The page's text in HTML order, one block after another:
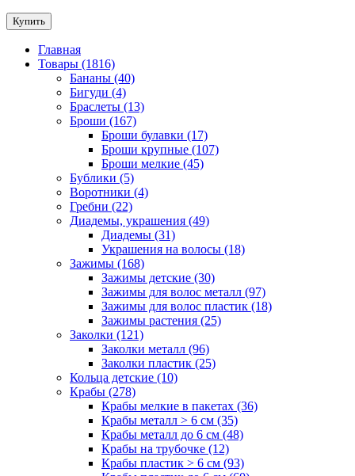
Купить
Главная
Товары (1816)
Бананы (40)
Бигуди (4)
Браслеты (13)
Броши (167)
Броши булавки (17)
Броши крупные (107)
Броши мелкие (45)
Бублики (5)
Воротники (4)
Гребни (22)
Диадемы, украшения (49)
Диадемы (31)
Украшения на волосы (18)
Зажимы (168)
Зажимы детские (30)
Зажимы для волос металл (97)
Зажимы для волос пластик (18)
Зажимы растения (25)
Заколки (121)
Заколки металл (96)
Заколки пластик (25)
Кольца детские (10)
Крабы (278)
Крабы мелкие в пакетах (36)
Крабы металл > 6 см (35)
Крабы металл до 6 см (48)
Крабы на трубочке (12)
Крабы пластик > 6 см (93)